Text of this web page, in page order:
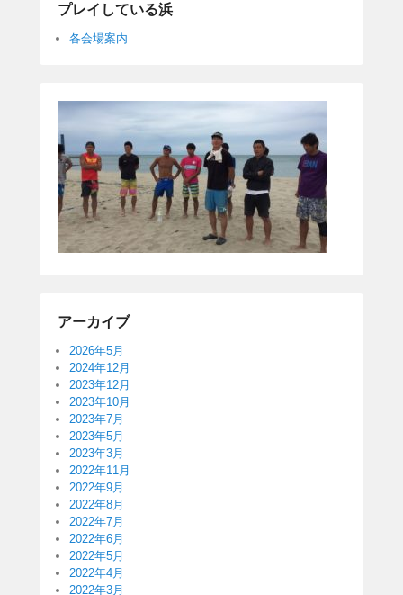
プレイしている浜
各会場案内
アーカイブ
2026年5月
2024年12月
2023年12月
2023年10月
2023年7月
2023年5月
2023年3月
2022年11月
2022年9月
2022年8月
2022年7月
2022年6月
2022年5月
2022年4月
2022年3月